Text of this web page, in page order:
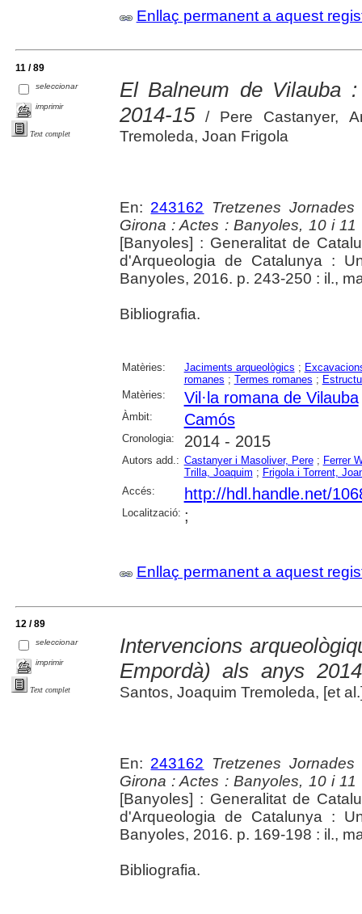
Enllaç permanent a aquest
11 / 89
seleccionar
imprimir
Text complet
El Balneum de Vilauba
2014-15/ Pere Castanyer,
Tremoleda, Joan Frigola
En: 243162 Tretzenes
Girona : Actes : Banyoles, 10 i
[Banyoles] : Generalitat de
d'Arqueologia de Catalunya :
Banyoles, 2016. p. 243-250 : il.,
Bibliografia.
Matèries: Jaciments arqueològics ;
romanes ; Termes romanes ;
Matèries:
Vil·la romana de Vilauba
Àmbit: Camós
Cronologia: 2014 - 2015
Autors add.: Castanyer i Masoliver, Pere; Ferrer
Trilla, Joaquim ; Frigola i Torrent,
Accés:
http://hdl.handle.net/
Localització: ;
Enllaç permanent a aquest
12 / 89
seleccionar
imprimir
Text complet
Intervencions
Empordà) als anys
Santos, Joaquim Tremoleda, [et
En: 243162 Tretzenes
Girona : Actes : Banyoles, 10 i
[Banyoles] : Generalitat de
d'Arqueologia de Catalunya :
Banyoles, 2016. p. 169-198 : il.,
Bibliografia.